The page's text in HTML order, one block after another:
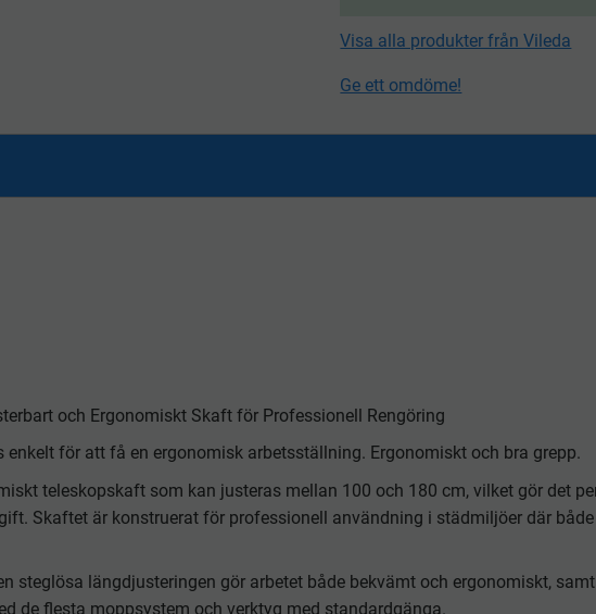
Visa alla produkter från Vileda
Ge ett omdöme!
och Ergonomiskt Skaft för Professionell Rengöring
för att få en ergonomisk arbetsställning. Ergonomiskt och bra grepp.
teleskopskaft som kan justeras mellan 100 och 180 cm, vilket gör det
Skaftet är konstruerat för professionell användning i städmiljöer där
steglösa längdjusteringen gör arbetet både bekvämt och ergonomiskt,
de flesta moppsystem och verktyg med standardgänga.